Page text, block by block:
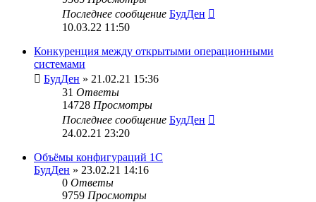
Последнее сообщение БудДен
10.03.22 11:50
Конкуренция между открытыми операционными
системами
БудДен » 21.02.21 15:36
31 Ответы
14728 Просмотры
Последнее сообщение БудДен
24.02.21 23:20
Объёмы конфигураций 1С
БудДен » 23.02.21 14:16
0 Ответы
9759 Просмотры